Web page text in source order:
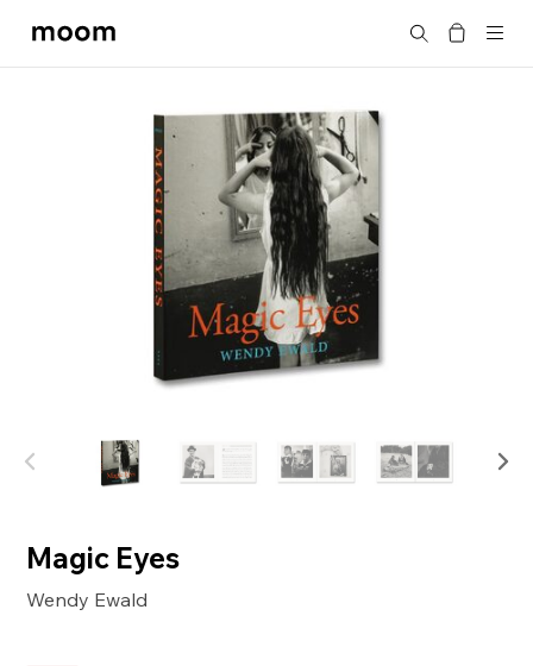
moom
搜尋
Magic Eyes
Wendy Ewald